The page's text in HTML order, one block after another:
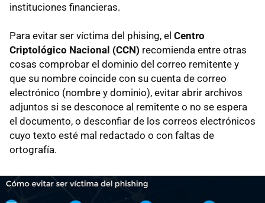
instituciones financieras.
Para evitar ser víctima del phising, el Centro
Criptológico Nacional (CCN) recomienda entre otras
cosas comprobar el dominio del correo remitente y
que su nombre coincide con su cuenta de correo
electrónico (nombre y dominio), evitar abrir archivos
adjuntos si se desconoce al remitente o no se espera
el documento, o desconfiar de los correos electrónicos
cuyo texto esté mal redactado o con faltas de
ortografía.